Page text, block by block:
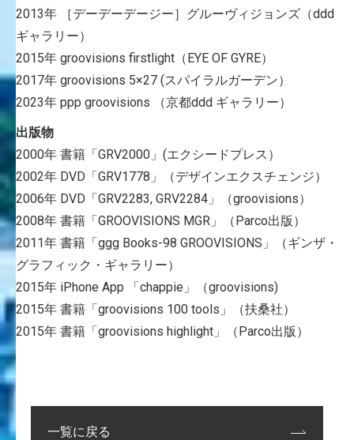
2013年 ［デーデーデージー］グルーヴィジョンズ（ddd
ギャラリー）
2015年 groovisions firstlight（EYE OF GYRE）
2017年 groovisions 5×27 (スパイラルガーデン）
2023年 ppp groovisions （京都ddd ギャラリー）
出版物
2000年 書籍「GRV2000」(エクシードプレス）
2002年 DVD「GRV1778」（デザインエクスチェンジ）
2006年 DVD「GRV2283, GRV2284」（groovisions）
2008年 書籍「GROOVISIONS MGR」（Parco出版）
2011年 書籍「ggg Books-98 GROOVISIONS」（ギンザ・
グラフィック・ギャラリー）
2015年 iPhone App 「chappie」（groovisions)
2015年 書籍「groovisions 100 tools」（扶桑社）
2015年 書籍「groovisions highlight」（Parco出版）
一覧に戻る